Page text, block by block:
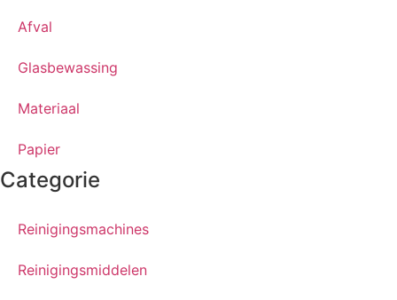
Afval
Glasbewassing
Materiaal
Papier
Categorie
Reinigingsmachines
Reinigingsmiddelen